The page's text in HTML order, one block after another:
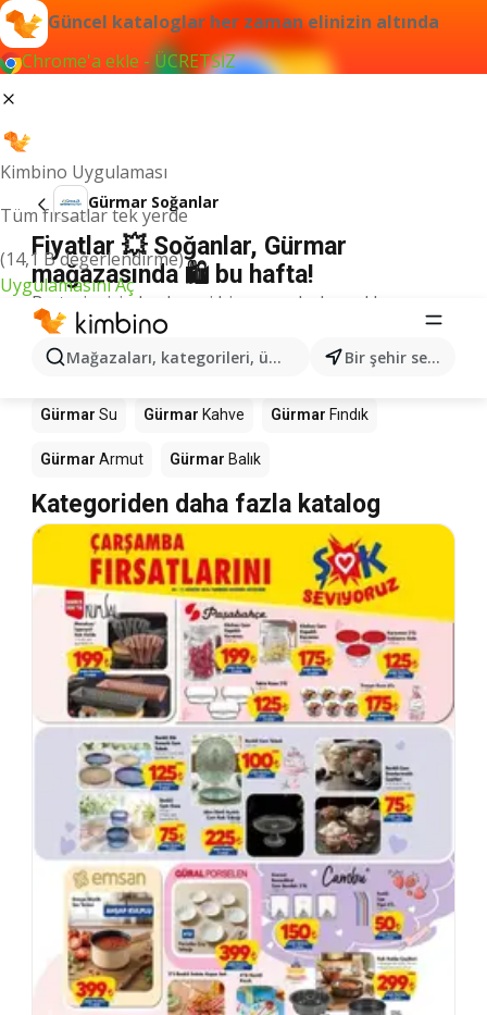
Güncel kataloglar her zaman elinizin altında
Chrome'a ekle - ÜCRETSİZ
Kimbino Uygulaması
Tüm fırsatlar tek yerde
(14,1 B değerlendirme)
Uygulamasını Aç
Mağazaları, kategorileri, ürünleri arayın... Bir şehir seçin
Gürmar Soğanlar
Fiyatlar 💥 Soğanlar, Gürmar
mağazasında 🛍️ bu hafta!
Bu terim için herhangi bir sonuç bulamadık.
Mağazalardaki diğer ürünler Gürmar
GürmarMango Gürmar Döner Gürmar Pizza
Gürmar Su Gürmar Kahve Gürmar Fındık
Gürmar Armut Gürmar Balık
Kategoriden daha fazla katalog